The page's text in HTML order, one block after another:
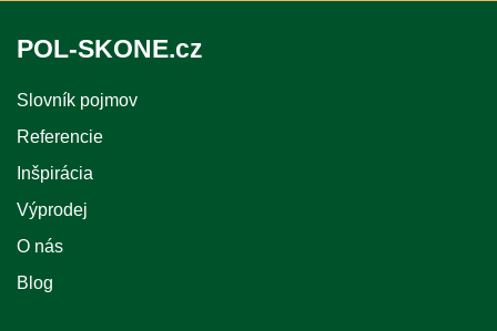
POL-SKONE.cz
Slovník pojmov
Referencie
Inšpirácia
Výprodej
O nás
Blog